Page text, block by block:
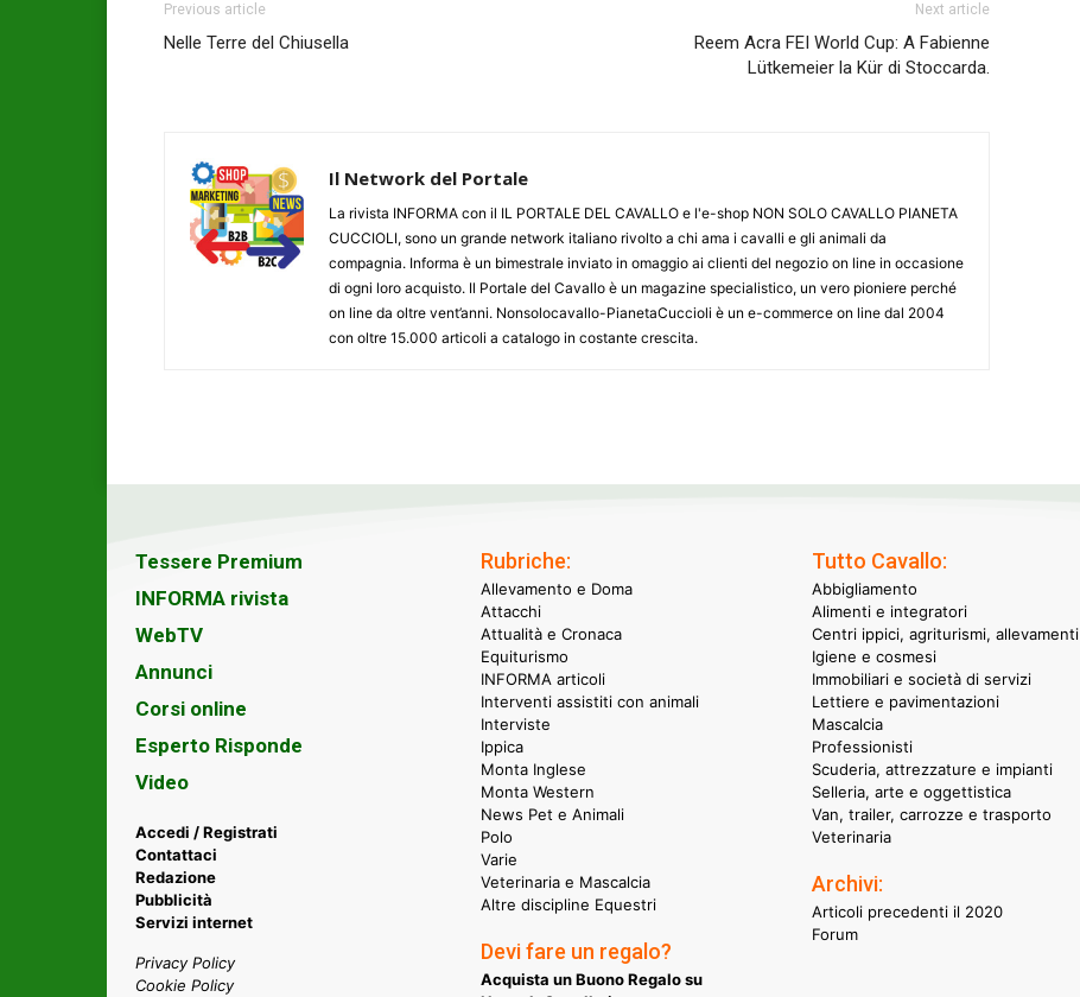
Previous article
Nelle Terre del Chiusella
Next article
Reem Acra FEI World Cup: A Fabienne
Lütkemeier la Kür di Stoccarda.
Il Network del Portale
La rivista INFORMA con il IL PORTALE DEL CAVALLO e l'e-shop NON SOLO CAVALLO PIANETA
CUCCIOLI, sono un grande network italiano rivolto a chi ama i cavalli e gli animali da
compagnia. Informa è un bimestrale inviato in omaggio ai clienti del negozio on line in occasione
di ogni loro acquisto. Il Portale del Cavallo è un magazine specialistico, un vero pioniere perché
on line da oltre vent’anni. Nonsolocavallo-PianetaCuccioli è un e-commerce on line dal 2004
con oltre 15.000 articoli a catalogo in costante crescita.
Tessere Premium
INFORMA rivista
WebTV
Annunci
Corsi online
Esperto Risponde
Video
Accedi / Registrati
Contattaci
Redazione
Pubblicità
Servizi internet
Privacy Policy
Cookie Policy
Rubriche:
Allevamento e Doma
Attacchi
Attualità e Cronaca
Equiturismo
INFORMA articoli
Interventi assistiti con animali
Interviste
Ippica
Monta Inglese
Monta Western
News Pet e Animali
Polo
Varie
Veterinaria e Mascalcia
Altre discipline Equestri
Devi fare un regalo?
Acquista un Buono Regalo su
Tutto Cavallo:
Abbigliamento
Alimenti e integratori
Centri ippici, agriturismi, allevamenti
Igiene e cosmesi
Immobiliari e società di servizi
Lettiere e pavimentazioni
Mascalcia
Professionisti
Scuderia, attrezzature e impianti
Selleria, arte e oggettistica
Van, trailer, carrozze e trasporto
Veterinaria
Archivi:
Articoli precedenti il 2020
Forum